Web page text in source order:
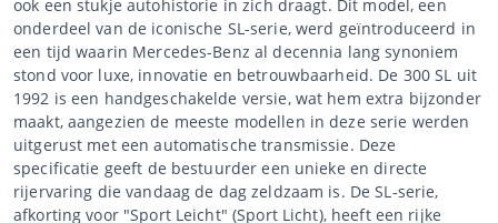
ook een stukje autohistorie in zich draagt. Dit model, een
onderdeel van de iconische SL-serie, werd geïntroduceerd in
een tijd waarin Mercedes-Benz al decennia lang synoniem
stond voor luxe, innovatie en betrouwbaarheid. De 300 SL uit
1992 is een handgeschakelde versie, wat hem extra bijzonder
maakt, aangezien de meeste modellen in deze serie werden
uitgerust met een automatische transmissie. Deze
specificatie geeft de bestuurder een unieke en directe
rijervaring die vandaag de dag zeldzaam is. De SL-serie,
afkorting voor "Sport Leicht" (Sport Licht), heeft een rijke